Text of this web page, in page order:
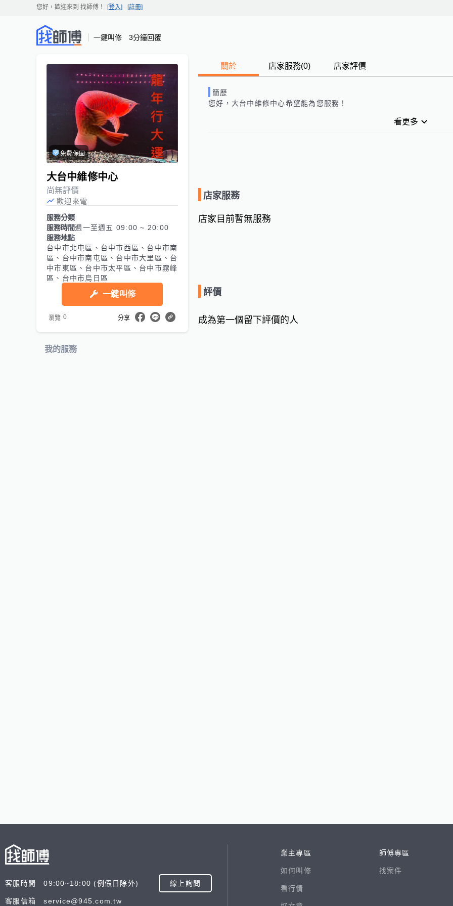
您好，歡迎來到 找師傅 ！ [登入] [註冊]
一鍵叫修 3分鐘回覆
免費保固
大台中維修中心
尚無評價
歡迎來電
服務分類
服務時間週一至週五 09:00 ~ 20:00
服務地點
台中市北屯區、台中市西區、台中市南
區、台中市南屯區、台中市大里區、台
中市東區、台中市太平區、台中市霧峰
區、台中市烏日區
一鍵叫修
瀏覽 0 分享
我的服務
關於 店家服務(0) 店家評價
簡歷
您好， 大台中維修中心希望能為您服務！
看更多
店家服務
店家目前暫無服務
評價
成為第一個留下評價的人
客服時間 09:00~18:00 (例假日除外) 線上詢問
客服信箱 service@945.com.tw
業主專區
如何叫修
看行情
師傅專區
找案件